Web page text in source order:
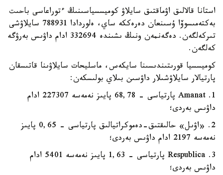
استانا قالالىق اۋماقتىق سايلاۋ كوميسسياسىنىڭ ءتوراعاسى باحىت
بەكتەمىسوۆا ۇسىنعان دەرەككە ساي، ەلوردادا 788931 سايلاۋشى
تىركەلگەن. دەگەنمەن ونىڭ ىشىندە 332694 ادام داۋىس بەرۋگە
كەلگەن.
كوميسسيا قورىتىندىسىنا سايكەس، ماسليحات سايلاۋىنا قاتىسقان
پارتيالار سايلاۋشىلار داۋسىن بىلاي بولىسكەن:
1. Amanat پارتياسى - 68,78 پايىز نەمەسە 227307 ادام
داۋىس بەردى؛
2. «اۋىل» حالىقتىق-دەموكراتيالىق پارتياسى - 0,65 پايىز
نەمەسە 2197 ادام داۋىس بەردى؛
3. Respublica پارتياسى - 1,63 پايىز نەمەسە 5401 ادام
داۋىس بەردى؛